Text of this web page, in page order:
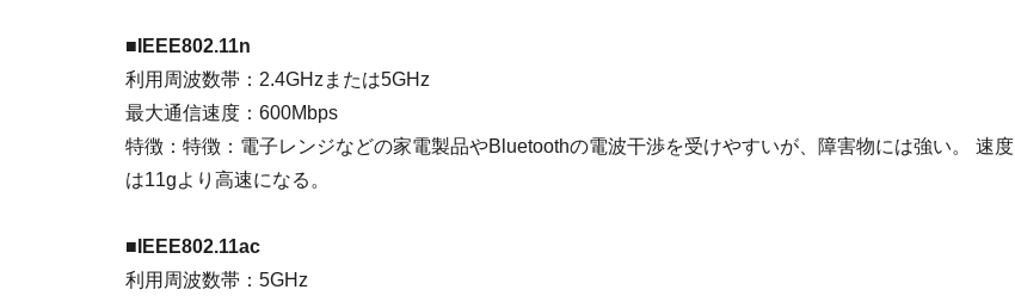
■IEEE802.11n
利用周波数帯：2.4GHzまたは5GHz
最大通信速度：600Mbps
特徴：特徴：電子レンジなどの家電製品やBluetoothの電波干渉を受けやすいが、障害物には強い。 速度
は11gより高速になる。
■IEEE802.11ac
利用周波数帯：5GHz